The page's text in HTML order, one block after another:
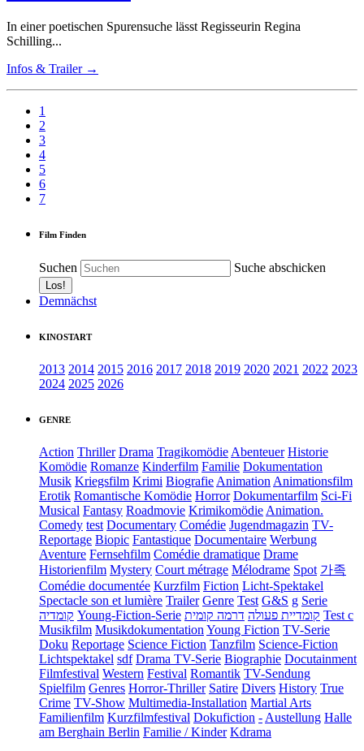
In einer poetischen Spurensuche lässt Regisseurin Regina
Schilling...
Infos & Trailer →
1
2
3
4
5
6
7
Film Finden
Suchen Suche abschicken
Demnächst
KINOSTART
2013 2014 2015 2016 2017 2018 2019 2020 2021 2022 2023
2024 2025 2026
GENRE
Action Thriller Drama Tragikomödie Abenteuer Historie
Komödie Romanze Kinderfilm Familie Dokumentation
Musik Kriegsfilm Krimi Biografie Animation Animationsfilm
Erotik Romantische Komödie Horror Dokumentarfilm Sci-Fi
Musical Fantasy Roadmovie Krimikomödie Animation.
Comedy test Documentary Comédie Jugendmagazin TV-
Reportage Biopic Fantastique Documentaire Werbung
Aventure Fernsehfilm Comédie dramatique Drame
Historienfilm Mystery Court métrage Mélodrame Spot 가족
Comédie documentée Kurzfilm Fiction Licht-Spektakel
Spectacle son et lumière Trailer Genre Test G&S g Serie
קומדיה Young-Fiction-Serie קומדיית פעולה דרמה קומית
Test c
Musikfilm Musikdokumentation Young Fiction TV-Serie
Doku Reportage Science Fiction Tanzfilm Science-Fiction
Lichtspektakel sdf Drama TV-Serie Biographie Docutainment
Filmfestival Western Festival Romantik TV-Sendung
Spielfilm Genres Horror-Thriller Satire Divers History True
Crime TV-Show Multimedia-Installation Martial Arts
Familienfilm Kurzfilmfestival Dokufiction - Austellung Halle
am Berghain Berlin Familie / Kinder Kdrama